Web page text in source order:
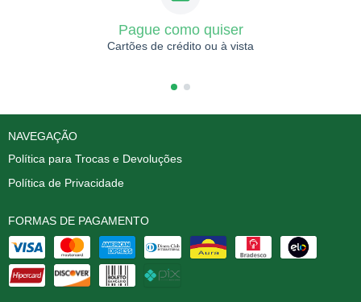
Pague como quiser
Cartões de crédito ou à vista
NAVEGAÇÃO
Política para Trocas e Devoluções
Política de Privacidade
FORMAS DE PAGAMENTO